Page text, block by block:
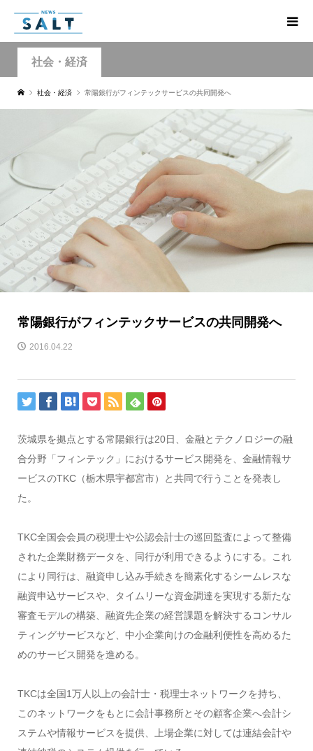
社会・経済
社会・経済 常陽銀行がフィンテックサービスの共同開発へ
常陽銀行がフィンテックサービスの共同開発へ
2016.04.22
茨城県を拠点とする常陽銀行は20日、金融とテクノロジーの融
合分野「フィンテック」におけるサービス開発を、金融情報サ
ービスのTKC（栃木県宇都宮市）と共同で行うことを発表し
た。
TKC全国会会員の税理士や公認会計士の巡回監査によって整備
された企業財務データを、同行が利用できるようにする。これ
により同行は、融資申し込み手続きを簡素化するシームレスな
融資申込サービスや、タイムリーな資金調達を実現する新たな
審査モデルの構築、融資先企業の経営課題を解決するコンサル
ティングサービスなど、中小企業向けの金融利便性を高めるた
めのサービス開発を進める。
TKCは全国1万人以上の会計士・税理士ネットワークを持ち、
このネットワークをもとに会計事務所とその顧客企業へ会計シ
ステムや情報サービスを提供、上場企業に対しては連結会計や